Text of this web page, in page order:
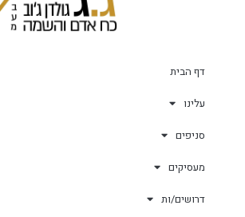
דף הבית
עלינו
סניפים
מעסיקים
דרושים/ות